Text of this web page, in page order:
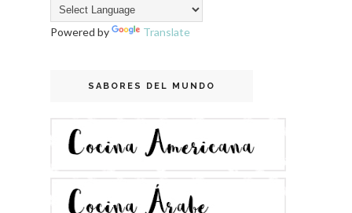
Powered by Translate
SABORES DEL MUNDO